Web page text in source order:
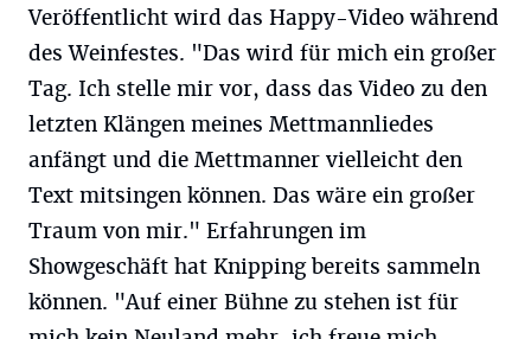
Veröffentlicht wird das Happy-Video während
des Weinfestes. "Das wird für mich ein großer
Tag. Ich stelle mir vor, dass das Video zu den
letzten Klängen meines Mettmannliedes
anfängt und die Mettmanner vielleicht den
Text mitsingen können. Das wäre ein großer
Traum von mir." Erfahrungen im
Showgeschäft hat Knipping bereits sammeln
können. "Auf einer Bühne zu stehen ist für